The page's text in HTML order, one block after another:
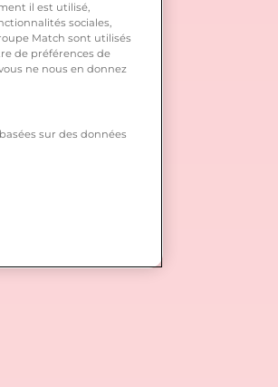
il est utilisé,
sociales,
Match sont utilisés
de préférences de
ne nous en donnez
sur des données